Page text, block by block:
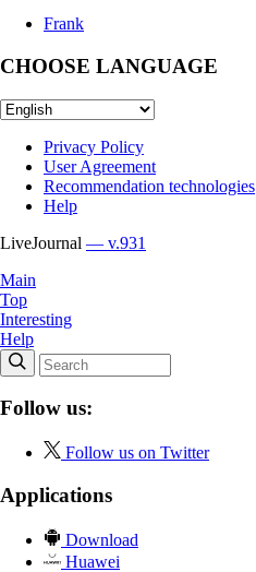
Frank
CHOOSE LANGUAGE
Privacy Policy
User Agreement
Recommendation technologies
Help
LiveJournal — v.931
Main
Top
Interesting
Help
Follow us:
Follow us on Twitter
Applications
Download
Huawei